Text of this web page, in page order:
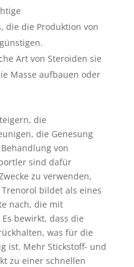
die die Produktion von
Art von Steroiden sie
Masse aufbauen oder
die
die Genesung
von
sind dafür
zu verwenden,
bildet als eines
nach, die mit
bewirkt, dass die
was für die
ist. Mehr Stickstoff- und
zu einer schnellen